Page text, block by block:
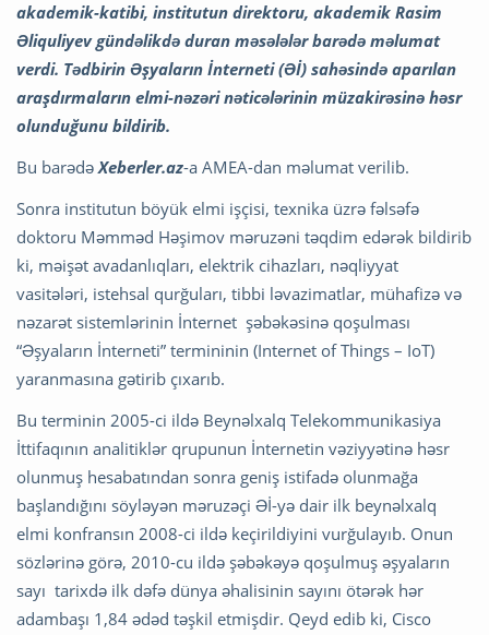
akademik-katibi, institutun direktoru, akademik Rasim
Əliquliyev gündəlikdə duran məsələlər barədə məlumat
verdi. Tədbirin Əşyaların İnterneti (Əİ) sahəsində aparılan
araşdırmaların elmi-nəzəri nəticələrinin müzakirəsinə həsr
olunduğunu bildirib.
Bu barədəXeberler.az-a AMEA-dan məlumat verilib.
Sonra institutun böyük elmi işçisi, texnika üzrə fəlsəfə
doktoru Məmməd Həşimov məruzəni təqdim edərək bildirib
ki, məişət avadanlıqları, elektrik cihazları, nəqliyyat
vasitələri, istehsal qurğuları, tibbi ləvazimatlar, mühafizə və
nəzarət sistemlərinin İnternet şəbəkəsinə qoşulması
“Əşyaların İnterneti” termininin (Internet of Things – IoT)
yaranmasına gətirib çıxarıb.
Bu terminin 2005-ci ildə Beynəlxalq Telekommunikasiya
İttifaqının analitiklər qrupunun İnternetin vəziyyətinə həsr
olunmuş hesabatından sonra geniş istifadə olunmağa
başlandığını söyləyən məruzəçi Əİ-yə dair ilk beynəlxalq
elmi konfransın 2008-ci ildə keçirildiyini vurğulayıb. Onun
sözlərinə görə, 2010-cu ildə şəbəkəyə qoşulmuş əşyaların
sayı tarixdə ilk dəfə dünya əhalisinin sayını ötərək hər
adambaşı 1,84 ədəd təşkil etmişdir. Qeyd edib ki, Cisco